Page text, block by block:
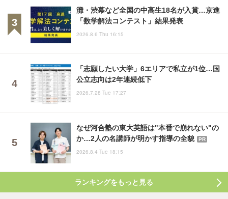
灘・渋幕など全国の中高生18名が入賞…京進
「数学解法コンテスト」結果発表
2026.8.6 Thu 16:15
「志願したい大学」6エリアで私立が1位…国
公立志向は2年連続低下
2026.7.28 Tue 17:27
なぜ河合塾の東大英語は"本番で崩れない"の
か…2人の名講師が明かす指導の全貌
PR
2026.8.4 Tue 18:15
ランキングをもっと見る